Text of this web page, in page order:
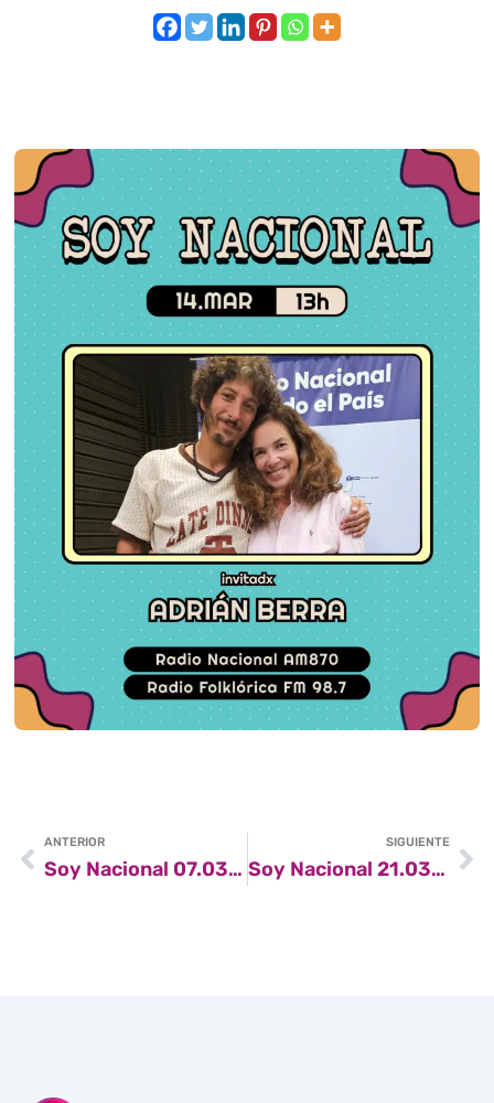
ANTERIOR
Soy Nacional 07.03.26
SIGUIENTE
Soy Nacional 21.03.26